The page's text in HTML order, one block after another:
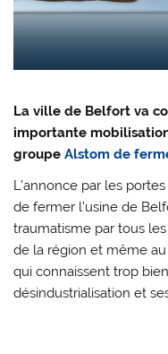
La ville de Belfort va
importante
groupeAlstom de
L’annonce par les
de fermer l’usine de
traumatisme par tous
de la région et même
qui connaissent trop
désindustrialisation et